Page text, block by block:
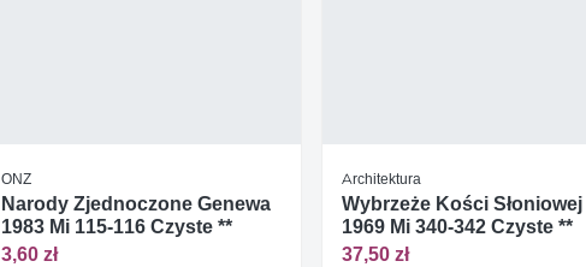
ONZ
Narody Zjednoczone Genewa
1983 Mi 115-116 Czyste **
3,60 zł
Architektura
Wybrzeże Kości Słoniowej
1969 Mi 340-342 Czyste **
37,50 zł